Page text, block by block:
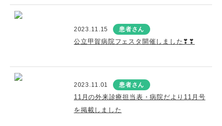
2023.11.15 患者さん
公立甲賀病院フェスタ開催しました❣❣
2023.11.01 患者さん
11月の外来診療担当表・病院だより11月号
を掲載しました